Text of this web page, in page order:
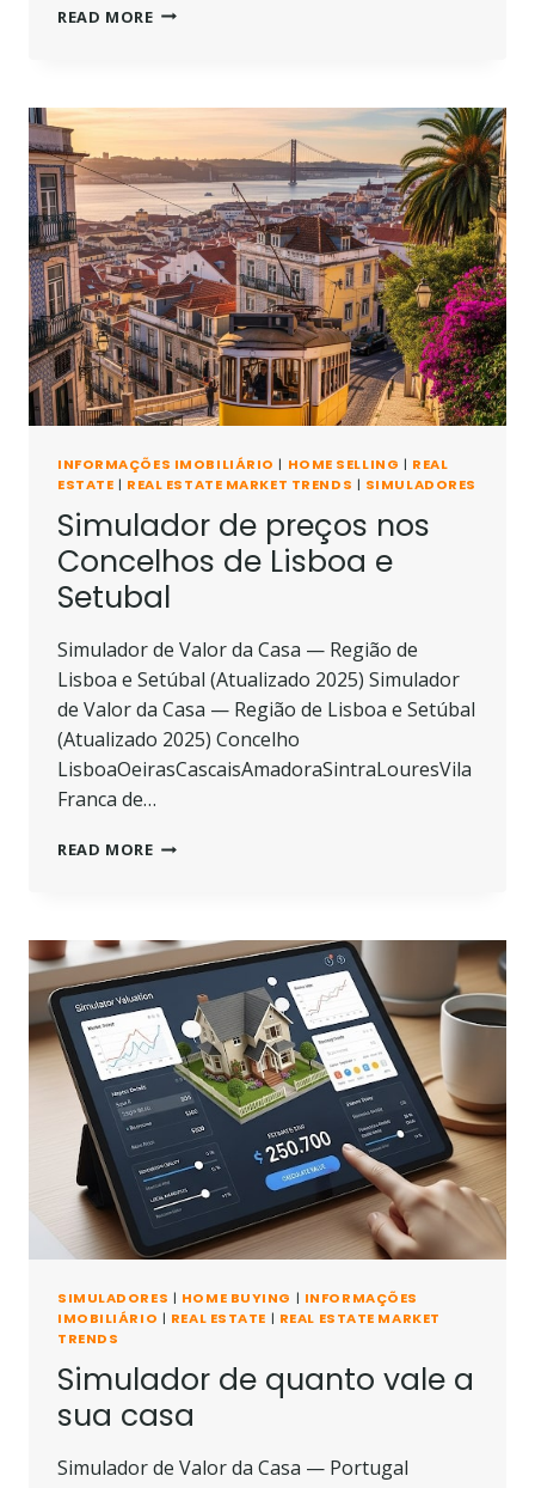
READ MORE SIMULADOR
CONCELHOS
LISBOA
INFORMAÇÕES IMOBILIÁRIO | HOME SELLING | REAL
ESTATE | REAL ESTATE MARKET TRENDS | SIMULADORES
Simulador de preços nos
Concelhos de Lisboa e
Setubal
Simulador de Valor da Casa — Região de
Lisboa e Setúbal (Atualizado 2025) Simulador
de Valor da Casa — Região de Lisboa e Setúbal
(Atualizado 2025) Concelho
LisboaOeirasCascaisAmadoraSintraLouresVila
Franca de…
READ MORE SIMULADOR
CONCELHOS
DE
LISBOA
E
SETUBAL
SIMULADORES | HOME BUYING | INFORMAÇÕES
IMOBILIÁRIO | REAL ESTATE | REAL ESTATE MARKET
TRENDS
Simulador de quanto vale a
sua casa
Simulador de Valor da Casa — Portugal